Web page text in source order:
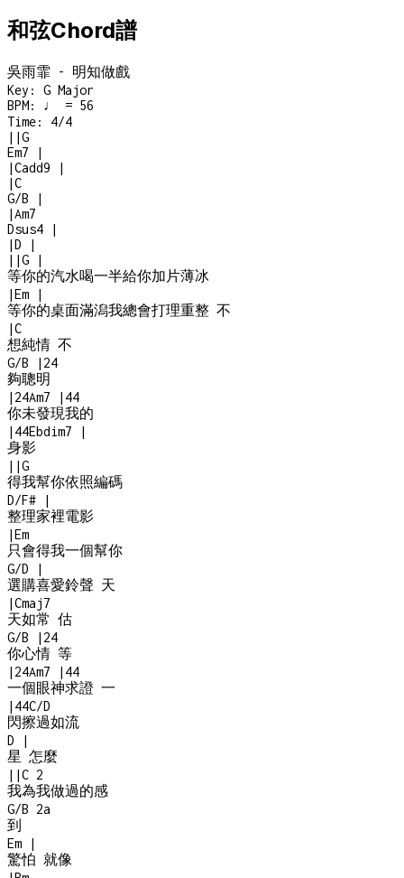
和弦Chord譜
吳雨霏 - 明知做戲
Key: G Major
BPM: ♩ = 56
Time: 4/4
| |G
Em7
|
|Cadd9
|
|C
G/B
|
|Am7
Dsus4
|
|D
|
| |G
|
等你的汽水喝一半給你加片薄冰
|Em
|
等你的桌面滿潟我總會打理重整 不
|C
想純情 不
G/B
| 24
夠聰明
| 24Am7 | 44
你未發現我的
| 44Ebdim7
|
身影
| |G
得我幫你依照編碼
D/F#
|
整理家裡電影
|Em
只會得我一個幫你
G/D
|
選購喜愛鈴聲 天
|Cmaj7
天如常 估
G/B
| 24
你心情 等
| 24Am7 | 44
一個眼神求證 一
| 44C/D
閃擦過如流
D
|
星 怎麼
| |C 2
我為我做過的感
G/B 2a
到
Em
|
驚怕 就像